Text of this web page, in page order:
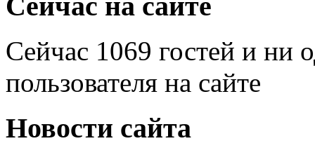
Сейчас 1069 гостей и ни
пользователя на сайте
Новости сайта